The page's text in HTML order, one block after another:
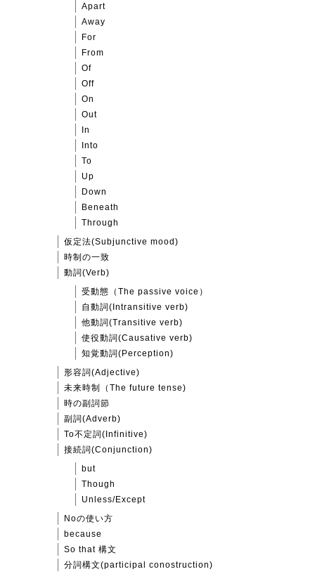
Apart
Away
For
From
Of
Off
On
Out
In
Into
To
Up
Down
Beneath
Through
仮定法(Subjunctive mood)
時制の一致
動詞(Verb)
受動態（The passive voice）
自動詞(Intransitive verb)
他動詞(Transitive verb)
使役動詞(Causative verb)
知覚動詞(Perception)
形容詞(Adjective)
未来時制（The future tense)
時の副詞節
副詞(Adverb)
To不定詞(Infinitive)
接続詞(Conjunction)
but
Though
Unless/Except
Noの使い方
because
So that 構文
分詞構文(participal conostruction)